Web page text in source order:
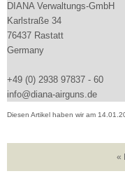
DIANA Verwaltungs-GmbH
Karlstraße 34
76437 Rastatt
Germany
+49 (0) 2938 97837 - 60
info@diana-airguns.de
Diesen Artikel haben wir am
«